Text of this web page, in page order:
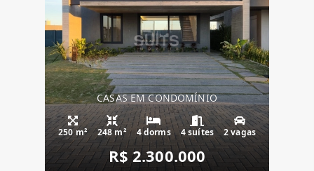
CASAS EM CONDOMÍNIO
250 m² 248 m² 4 dorms 4 suítes 2 vagas
R$ 2.300.000